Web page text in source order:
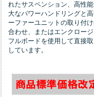
れたサスペンション、高性
大なパワーハンドリングと
ーファーユニットの取り付
合わせ、またはエンクロー
フルボードを使用して直接
しています。